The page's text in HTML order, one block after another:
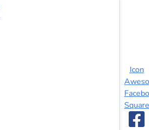
Icon
Square